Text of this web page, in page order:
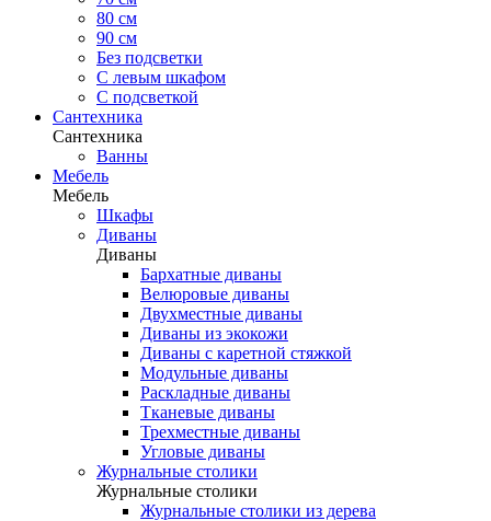
80 см
90 см
Без подсветки
С левым шкафом
С подсветкой
Сантехника
Сантехника
Ванны
Мебель
Мебель
Шкафы
Диваны
Диваны
Бархатные диваны
Велюровые диваны
Двухместные диваны
Диваны из экокожи
Диваны с каретной стяжкой
Модульные диваны
Раскладные диваны
Тканевые диваны
Трехместные диваны
Угловые диваны
Журнальные столики
Журнальные столики
Журнальные столики из дерева